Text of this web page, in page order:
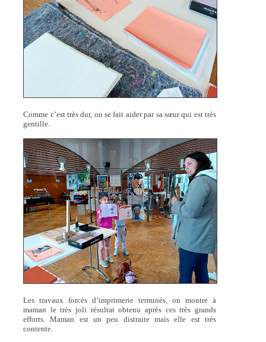
Comme c’est très dur, on se fait aider par sa sœur qui est très
gentille.
Les travaux forcés d’imprimerie terminés, on montre à
maman le très joli résultat obtenu après ces très grands
efforts. Maman est un peu distraite mais elle est très
contente.